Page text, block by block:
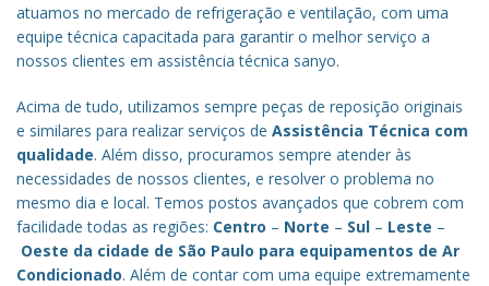
atuamos no mercado de refrigeração e ventilação, com uma
equipe técnica capacitada para garantir o melhor serviço a
nossos clientes em assistência técnica sanyo.
Acima de tudo, utilizamos sempre peças de reposição originais
e similares para realizar serviços de Assistência Técnica com
qualidade. Além disso, procuramos sempre atender às
necessidades de nossos clientes, e resolver o problema no
mesmo dia e local. Temos postos avançados que cobrem com
facilidade todas as regiões: Centro – Norte – Sul – Leste –
Oeste da cidade de São Paulo para equipamentos de Ar
Condicionado. Além de contar com uma equipe extremamente